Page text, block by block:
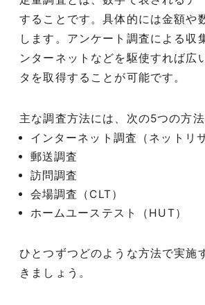
することです。具体的には金額や
します。アンケート調査による収
ンターネットなどを駆使すれば広
タを取得することが可能です。
主な調査方法には、次の5つの方法
インターネット調査（ネットリ
郵送調査
訪問調査
会場調査（CLT）
ホームユーステスト（HUT）
ひとつずつどのような方法で実施
きましょう。